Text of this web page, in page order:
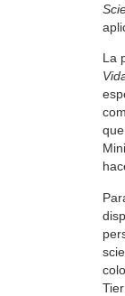
La